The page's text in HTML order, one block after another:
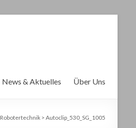
News & Aktuelles Über Uns
Robotertechnik > Autoclip_530_SG_1005